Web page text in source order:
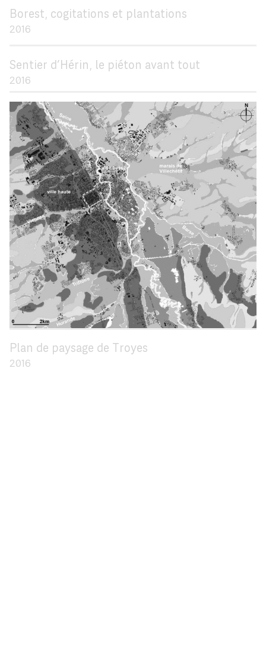
Borest, cogitations et plantations
2016
Sentier d’Hérin, le piéton avant tout
2016
Plan de paysage de Troyes
2016